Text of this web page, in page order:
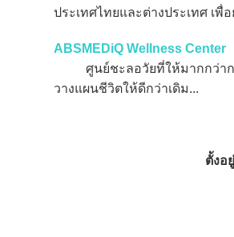
ประเทศไทยและต่างประเทศ เ
ABSMEDiQ Wellness Center
ศูนย์ชะลอวัยที่ให้มากกว่าการ
วางแผนชีวิตให้ดีกว่าเดิม...
ตั้งอ